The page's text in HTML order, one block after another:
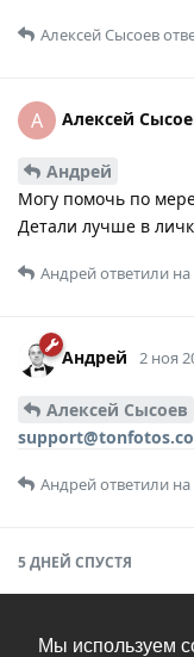
Мы используем
Алексей Сысоев
А Алексей
Андрей
Могу помочь по
Детали лучше в
Андрейответили
Андрей 2 ноя
Алексей Сысоев
Андрейответили
5 ДНЕЙ СПУСТЯ
Андрей 7 ноя